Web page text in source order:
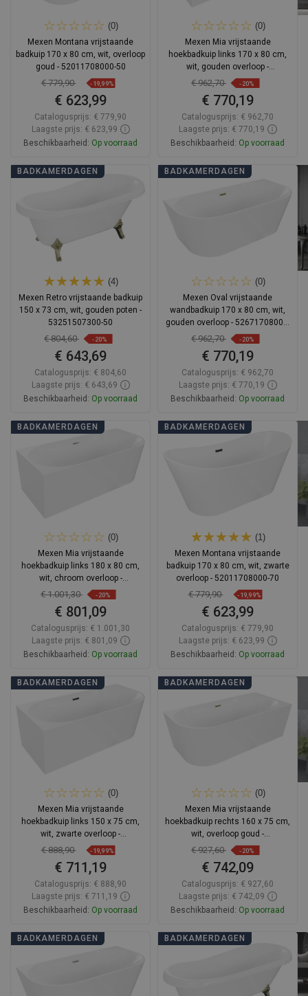
(0)
Mexen Montana vrijstaande
badkuip 170 x 80 cm, wit, overloop
goud - 52011708000-50
€ 779,90 -19,99%
€ 623,99
Catalogusprijs: € 779,90
Laagste prijs: € 623,99
Beschikbaarheid: Op voorraad
In winkelwagen
(0)
Mexen Mia vrijstaande
hoekbadkuip links 170 x 80 cm,
wit, gouden overloop -
52691708000L-50
€ 962,70 -20%
€ 770,19
Catalogusprijs: € 962,70
Laagste prijs: € 770,19
Beschikbaarheid: Op voorraad
In winkelwagen
BADKAMERDAGEN
(4)
Mexen Retro vrijstaande badkuip
150 x 73 cm, wit, gouden poten -
53251507300-50
€ 804,60 -20%
€ 643,69
Catalogusprijs: € 804,60
Laagste prijs: € 643,69
Beschikbaarheid: Op voorraad
In winkelwagen
BADKAMERDAGEN
(0)
Mexen Oval vrijstaande
wandbadkuip 170 x 80 cm, wit,
gouden overloop - 52671708000-
50
€ 962,70 -20%
€ 770,19
Catalogusprijs: € 962,70
Laagste prijs: € 770,19
Beschikbaarheid: Op voorraad
In winkelwagen
BADKAMERDAGEN
(0)
Mexen Mia vrijstaande
hoekbadkuip links 180 x 80 cm,
wit, chroom overloop -
52691808000L-01
€ 1.001,30 -20%
€ 801,09
Catalogusprijs: € 1.001,30
Laagste prijs: € 801,09
Beschikbaarheid: Op voorraad
In winkelwagen
BADKAMERDAGEN
(1)
Mexen Montana vrijstaande
badkuip 170 x 80 cm, wit, zwarte
overloop - 52011708000-70
€ 779,90 -19,99%
€ 623,99
Catalogusprijs: € 779,90
Laagste prijs: € 623,99
Beschikbaarheid: Op voorraad
In winkelwagen
BADKAMERDAGEN
(0)
Mexen Mia vrijstaande
hoekbadkuip links 150 x 75 cm,
wit, zwarte overloop -
52691507500L-70
€ 888,90 -19,99%
€ 711,19
Catalogusprijs: € 888,90
Laagste prijs: € 711,19
Beschikbaarheid: Op voorraad
In winkelwagen
BADKAMERDAGEN
(0)
Mexen Mia vrijstaande
hoekbadkuip rechts 160 x 75 cm,
wit, overloop goud -
52691607500P-50
€ 927,60 -20%
€ 742,09
Catalogusprijs: € 927,60
Laagste prijs: € 742,09
Beschikbaarheid: Op voorraad
In winkelwagen
BADKAMERDAGEN BADKAMERDAGEN